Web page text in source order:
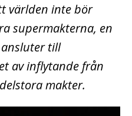
världen inte bör
supermakterna, en
till
av inflytande från
makter.